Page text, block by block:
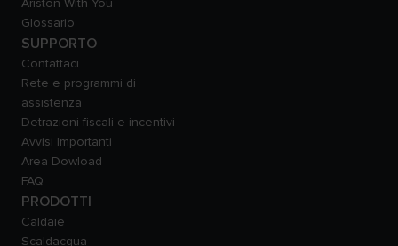
Glossario
SUPPORTO
Contattaci
Rete e programmi di
assistenza
Detrazioni fiscali e incentivi
Avvisi Importanti
Area Dowload
FAQ
PRODOTTI
Caldaie
Scaldacqua